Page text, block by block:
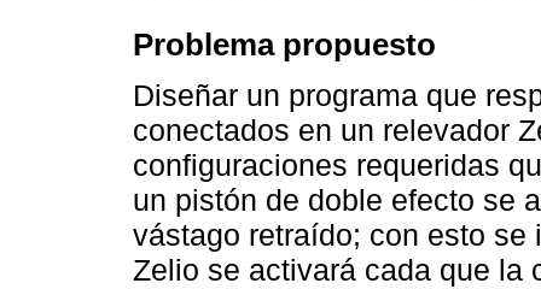
Problema propuesto
Diseñar un programa que
conectados en un relevador
configuraciones requeridas
un pistón de doble efecto se
vástago retraído; con esto
Zelio se activará cada que la